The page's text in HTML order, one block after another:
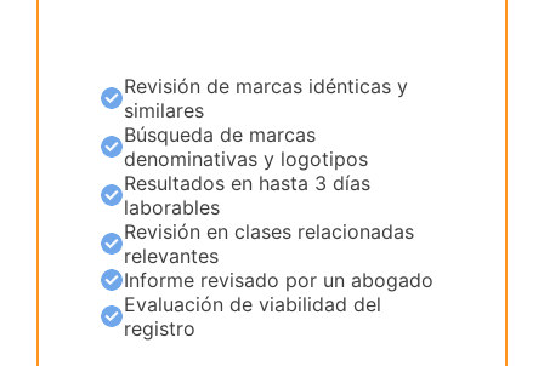
Revisión de marcas idénticas y
similares
Búsqueda de marcas
denominativas y logotipos
Resultados en hasta 3 días
laborables
Revisión en clases relacionadas
relevantes
Informe revisado por un abogado
Evaluación de viabilidad del
registro